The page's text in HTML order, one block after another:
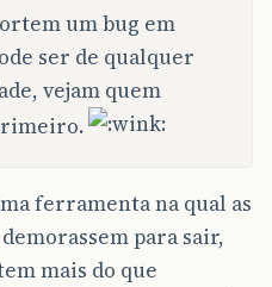
um bug em
ser de qualquer
vejam quem
ferramenta na qual as
para sair,
mais do que